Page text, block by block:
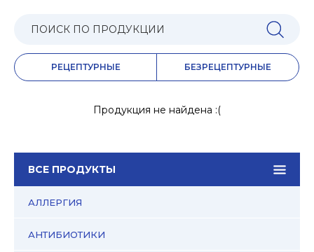
РЕЦЕПТУРНЫЕ БЕЗРЕЦЕПТУРНЫЕ
ВСЕ ПРОДУКТЫ
АЛЛЕРГИЯ
АНТИБИОТИКИ
Продукция не найдена :(